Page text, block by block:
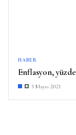
HABER
Enflasyon,
3 Mayıs 2021